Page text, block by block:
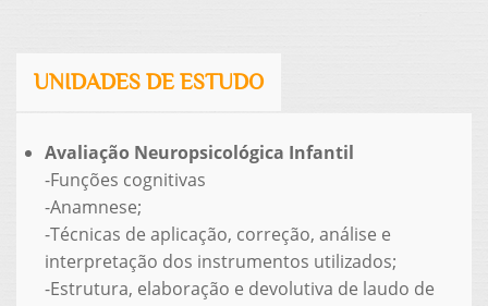
UNIDADES DE ESTUDO
Avaliação Neuropsicológica Infantil
-Funções cognitivas
-Anamnese;
-Técnicas de aplicação, correção, análise e
interpretação dos instrumentos utilizados;
-Estrutura, elaboração e devolutiva de laudo de